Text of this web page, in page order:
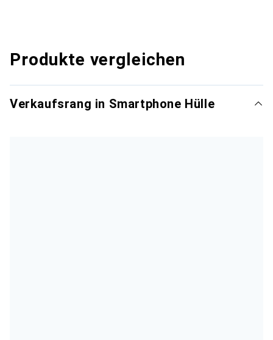
Produkte vergleichen
Verkaufsrang in Smartphone Hülle